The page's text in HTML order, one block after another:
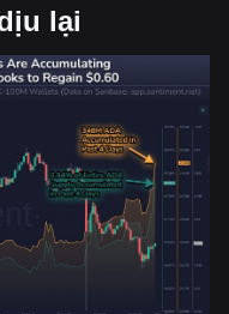
lại